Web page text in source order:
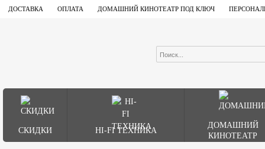
ДОСТАВКА ОПЛАТА ДОМАШНИЙ КИНОТЕАТР ПОД КЛЮЧ
СКИДКИ HI-FI ТЕХНИКА
ДОМАШНИЙ
КИНОТЕАТР